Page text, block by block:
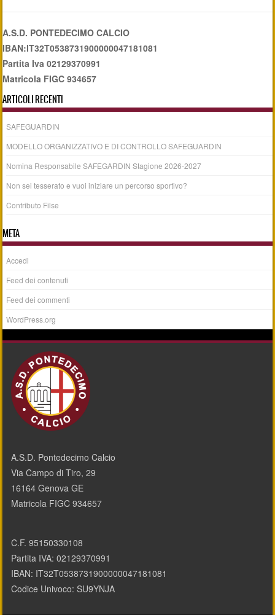
A.S.D. PONTEDECIMO CALCIO
IBAN:IT32T0538731900000047181081
Partita Iva 02129370991
Matricola FIGC 934657
ARTICOLI RECENTI
SAFEGUARDIN
MODELLO ORGANIZZATIVO E DI CONTROLLO SAFEGUARDIN
Nomina Responsabile SAFEGARDIN Stagione 2026-2027
Non sei tesserato e vuoi iniziare un percorso sportivo?
Contributo Filse
META
Accedi
Feed dei contenuti
Feed dei commenti
WordPress.org
A.S.D. Pontedecimo Calcio
Via Campo di Tiro, 29
16164 Genova GE
Matricola FIGC 934657
C.F. 95150330108
Partita IVA: 02129370991
IBAN: IT32T0538731900000047181081
Codice Univoco: SU9YNJA